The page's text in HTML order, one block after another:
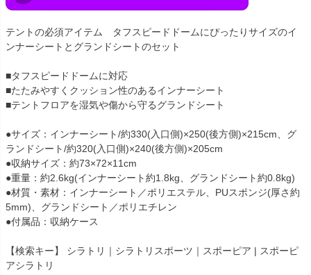
テントの必須アイテム タフスピードドームにぴったりサイズのイ
ンナーシートとグランドシートのセット
■タフスピードドームに対応
■たたみやすくクッション性のあるインナーシート
■テントフロアを湿気や傷から守るグランドシート
●サイズ：インナーシート/約330(入口側)×250(後方側)×215cm、グ
ランドシート/約320(入口側)×240(後方側)×205cm
●収納サイズ：約73×72×11cm
●重量：約2.6kg(インナーシート約1.8kg、グランドシート約0.8kg)
●材質・素材：インナーシート／ポリエステル、PUスポンジ(厚さ約
5mm)、グランドシート／ポリエチレン
●付属品：収納ケース
【検索キー】 シラトリ｜シラトリスポーツ｜スポーピア | スポーピ
アシラトリ